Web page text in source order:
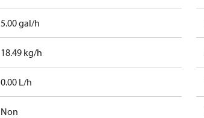
5.00 gal/h
18.49 kg/h
0.00 L/h
Non